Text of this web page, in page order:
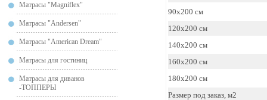
Матрасы "Magniflex"
Матрасы "Andersen"
Матрасы "American Dream"
Матрасы для гостиниц
Матрасы для диванов
-ТОППЕРЫ
90x200 см
120x200 см
140x200 см
160x200 см
180x200 см
Размер под заказ, м2